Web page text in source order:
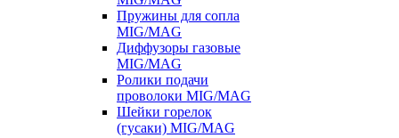
Пружины для сопла
MIG/MAG
Диффузоры газовые
MIG/MAG
Ролики подачи
проволоки MIG/MAG
Шейки горелок
(гусаки) MIG/MAG